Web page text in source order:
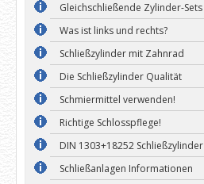
Gleichschließende Zylinder-Sets
Was ist links und rechts?
Schließzylinder mit Zahnrad
Die Schließzylinder Qualität
Schmiermittel verwenden!
Richtige Schlosspflege!
DIN 1303+18252 Schließzylinder
Schließanlagen Informationen